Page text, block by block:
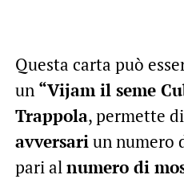
Questa carta può
un “Vijam il seme
Trappola, permette
avversariun numero
pari alnumero di